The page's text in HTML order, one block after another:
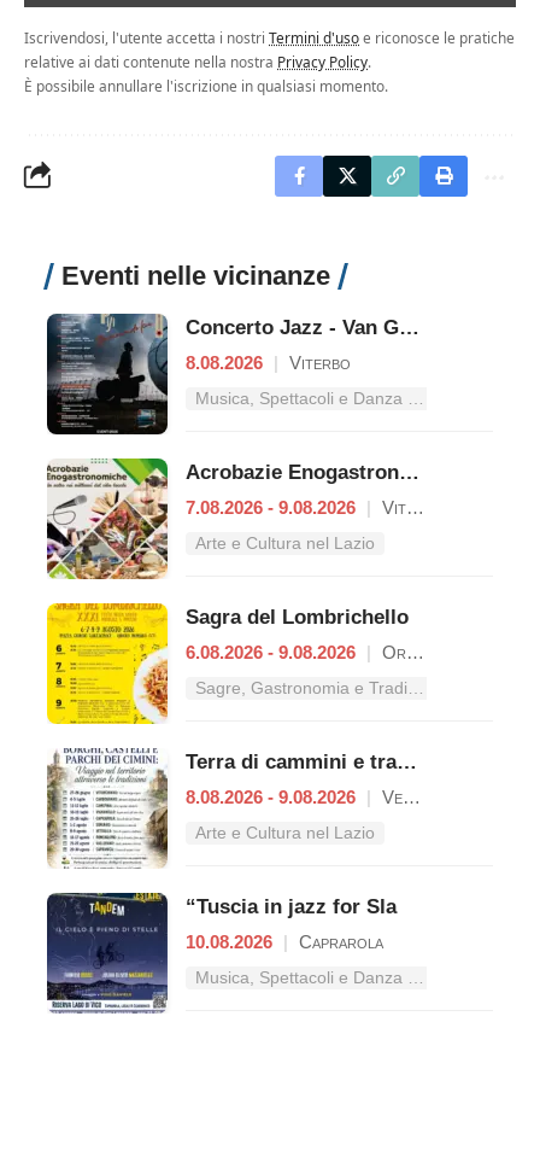
Iscrivendosi, l'utente accetta i nostri Termini d'usoe riconosce le pratiche
relative ai dati contenute nella nostra Privacy Policy.
È possibile annullare l'iscrizione in qualsiasi momento.
Eventi nelle vicinanze
Concerto Jazz - Van Gogh
8.08.2026 | Viterbo
Acrobazie Enogastronomiche
7.08.2026 - 9.08.2026 | Viterbo
Arte e Cultura nel Lazio
Sagra del Lombrichello
6.08.2026 - 9.08.2026 | Oriolo Romano
Terra di cammini e tradizioni
8.08.2026 - 9.08.2026 | Vetralla
Arte e Cultura nel Lazio
“Tuscia in jazz for Sla
10.08.2026 | Caprarola